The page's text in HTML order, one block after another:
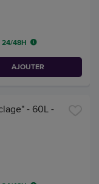
24/48H
AJOUTER
- 60L -